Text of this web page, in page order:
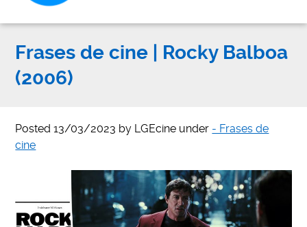
Frases de cine | Rocky Balboa
(2006)
Posted13/03/2023 by LGEcine under - Frases de
cine